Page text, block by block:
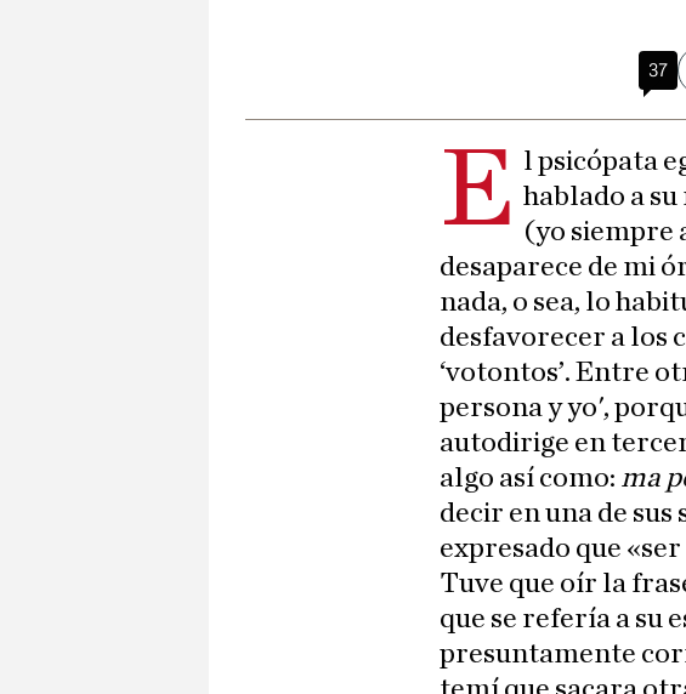
37
E l psicópata
hablado a
(yo siempre
desaparece de mi
nada, o sea, lo
desfavorecer a los
‘votontos’. Entre
persona y yo',
autodirige en
algo así como: ma
decir en una de
expresado que
Tuve que oír la
que se refería a su
presuntamente